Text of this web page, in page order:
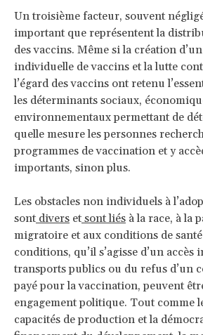
Un troisième facteur, souvent
important que représentent la
des vaccins. Même si la création
individuelle de vaccins et la lutte
l’égard des vaccins ont retenu
les déterminants sociaux,
environnementaux permettant de
quelle mesure les personnes
programmes de vaccination et y
importants, sinon plus.
Les obstacles non individuels à
sont divers et sont liés à la race, à la
migratoire et aux conditions de
conditions, qu’il s’agisse d’un accès
transports publics ou du refus d’un
payé pour la vaccination, peuvent
engagement politique. Tout comme
capacités de production et la